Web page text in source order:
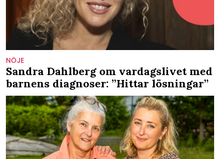
NÖJE
Sandra Dahlberg om vardagslivet med
barnens diagnoser: ”Hittar lösningar”